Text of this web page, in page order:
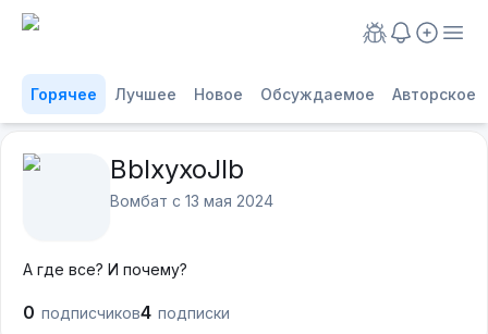
Горячее Лучшее Новое Обсуждаемое Авторское
BblxyxoJlb
Вомбат с 13 мая 2024
А где все? И почему?
0 подписчиков4 подписки